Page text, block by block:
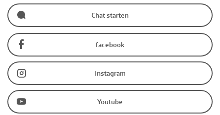
Chat starten
facebook
Instagram
Youtube